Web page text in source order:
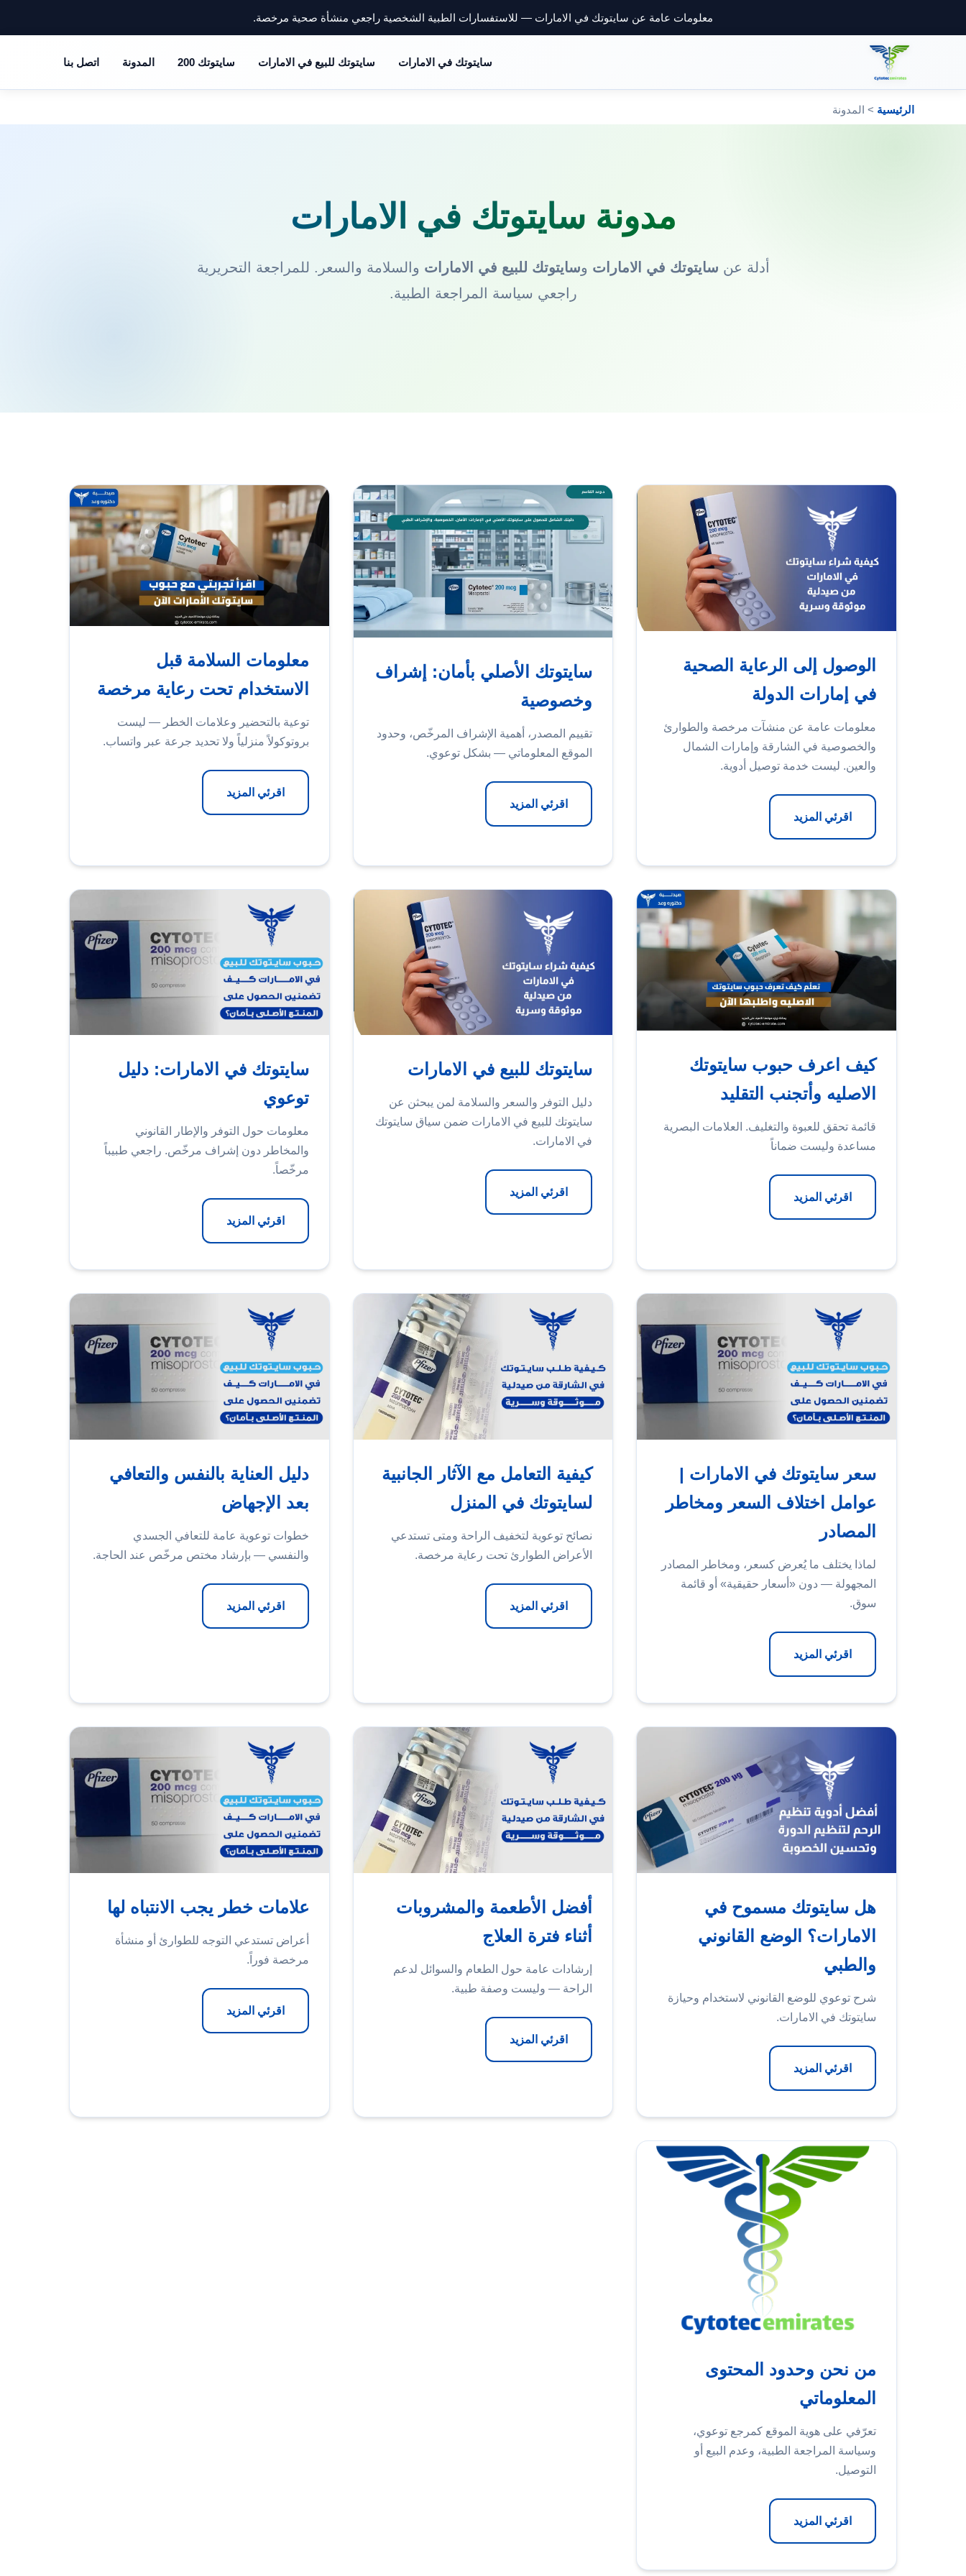
معلومات عامة عن سايتوتك في الامارات — للاستفسارات الطبية الشخصية راجعي منشأة صحية مرخصة.
سايتوتك في الامارات سايتوتك للبيع في الامارات سايتوتك 200 المدونة اتصل بنا
الرئيسية > المدونة
مدونة سايتوتك في الامارات
أدلة عن سايتوتك في الامارات وسايتوتك للبيع في الامارات والسلامة والسعر. للمراجعة التحريرية
راجعي سياسة المراجعة الطبية.
الوصول إلى الرعاية الصحية
في إمارات الدولة
معلومات عامة عن منشآت مرخصة والطوارئ
والخصوصية في الشارقة وإمارات الشمال
والعين. ليست خدمة توصيل أدوية.
اقرئي المزيد
سايتوتك الأصلي بأمان: إشراف
وخصوصية
تقييم المصدر، أهمية الإشراف المرخّص، وحدود
الموقع المعلوماتي — بشكل توعوي.
اقرئي المزيد
معلومات السلامة قبل
الاستخدام تحت رعاية مرخصة
توعية بالتحضير وعلامات الخطر — ليست
بروتوكولاً منزلياً ولا تحديد جرعة عبر واتساب.
اقرئي المزيد
كيف اعرف حبوب سايتوتك
الاصليه وأتجنب التقليد
قائمة تحقق للعبوة والتغليف. العلامات البصرية
مساعدة وليست ضماناً
اقرئي المزيد
سايتوتك للبيع في الامارات
دليل التوفر والسعر والسلامة لمن يبحثن عن
سايتوتك للبيع في الامارات ضمن سياق سايتوتك
في الامارات.
اقرئي المزيد
سايتوتك في الامارات: دليل
توعوي
معلومات حول التوفر والإطار القانوني
والمخاطر دون إشراف مرخّص. راجعي طبيباً
مرخّصاً.
اقرئي المزيد
سعر سايتوتك في الامارات |
عوامل اختلاف السعر ومخاطر
المصادر
لماذا يختلف ما يُعرض كسعر، ومخاطر المصادر
المجهولة — دون «أسعار حقيقية» أو قائمة
سوق.
اقرئي المزيد
كيفية التعامل مع الآثار الجانبية
لسايتوتك في المنزل
نصائح توعوية لتخفيف الراحة ومتى تستدعي
الأعراض الطوارئ تحت رعاية مرخصة.
اقرئي المزيد
دليل العناية بالنفس والتعافي
بعد الإجهاض
خطوات توعوية عامة للتعافي الجسدي
والنفسي — بإرشاد مختص مرخّص عند الحاجة.
اقرئي المزيد
هل سايتوتك مسموح في
الامارات؟ الوضع القانوني
والطبي
شرح توعوي للوضع القانوني لاستخدام وحيازة
سايتوتك في الامارات.
اقرئي المزيد
أفضل الأطعمة والمشروبات
أثناء فترة العلاج
إرشادات عامة حول الطعام والسوائل لدعم
الراحة — وليست وصفة طبية.
اقرئي المزيد
علامات خطر يجب الانتباه لها
أعراض تستدعي التوجه للطوارئ أو منشأة
مرخصة فوراً.
اقرئي المزيد
من نحن وحدود المحتوى
المعلوماتي
تعرّفي على هوية الموقع كمرجع توعوي،
وسياسة المراجعة الطبية، وعدم البيع أو
التوصيل.
اقرئي المزيد